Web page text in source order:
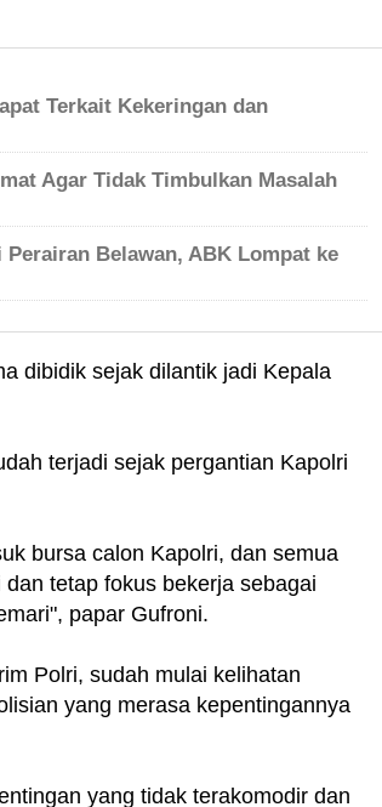
Terkait Kekeringan dan
Agar Tidak Timbulkan Masalah
Belawan, ABK Lompat ke
dibidik sejak dilantik jadi Kepala
terjadi sejak pergantian Kapolri
bursa calon Kapolri, dan semua
tetap fokus bekerja sebagai
papar Gufroni.
Polri, sudah mulai kelihatan
yang merasa kepentingannya
yang tidak terakomodir dan